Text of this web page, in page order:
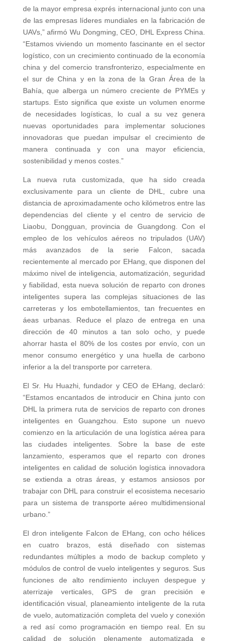
de la mayor empresa exprés internacional junto con una
de las empresas líderes mundiales en la fabricación de
UAVs,” afirmó Wu Dongming, CEO, DHL Express China.
“Estamos viviendo un momento fascinante en el sector
logístico, con un crecimiento continuado de la economía
china y del comercio transfronterizo, especialmente en
el sur de China y en la zona de la Gran Área de la
Bahía, que alberga un número creciente de PYMEs y
startups. Esto significa que existe un volumen enorme
de necesidades logísticas, lo cual a su vez genera
nuevas oportunidades para implementar soluciones
innovadoras que puedan impulsar el crecimiento de
manera continuada y con una mayor eficiencia,
sostenibilidad y menos costes.”
La nueva ruta customizada, que ha sido creada
exclusivamente para un cliente de DHL, cubre una
distancia de aproximadamente ocho kilómetros entre las
dependencias del cliente y el centro de servicio de
Liaobu, Dongguan, provincia de Guangdong. Con el
empleo de los vehículos aéreos no tripulados (UAV)
más avanzados de la serie Falcon, sacada
recientemente al mercado por EHang, que disponen del
máximo nivel de inteligencia, automatización, seguridad
y fiabilidad, esta nueva solución de reparto con drones
inteligentes supera las complejas situaciones de las
carreteras y los embotellamientos, tan frecuentes en
áeas urbanas. Reduce el plazo de entrega en una
dirección de 40 minutos a tan solo ocho, y puede
ahorrar hasta el 80% de los costes por envío, con un
menor consumo energético y una huella de carbono
inferior a la del transporte por carretera.
El Sr. Hu Huazhi, fundador y CEO de EHang, declaró:
“Estamos encantados de introducir en China junto con
DHL la primera ruta de servicios de reparto con drones
inteligentes en Guangzhou. Esto supone un nuevo
comienzo en la articulación de una logística aérea para
las ciudades inteligentes. Sobre la base de este
lanzamiento, esperamos que el reparto con drones
inteligentes en calidad de solución logística innovadora
se extienda a otras áreas, y estamos ansiosos por
trabajar con DHL para construir el ecosistema necesario
para un sistema de transporte aéreo multidimensional
urbano.”
El dron inteligente Falcon de EHang, con ocho hélices
en cuatro brazos, está diseñado con sistemas
redundantes múltiples a modo de backup completo y
módulos de control de vuelo inteligentes y seguros. Sus
funciones de alto rendimiento incluyen despegue y
aterrizaje verticales, GPS de gran precisión e
identificación visual, planeamiento inteligente de la ruta
de vuelo, automatización completa del vuelo y conexión
a red así como programación en tiempo real. En su
calidad de solución plenamente automatizada e